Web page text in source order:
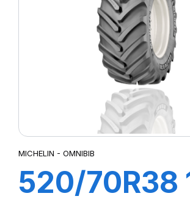
MICHELIN - OMNIBIB
520/70R38